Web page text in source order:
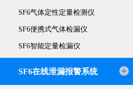
SF6气体定性定量检测仪
SF6便携式气体检漏仪
SF6智能定量检漏仪
SF6在线泄漏报警系统